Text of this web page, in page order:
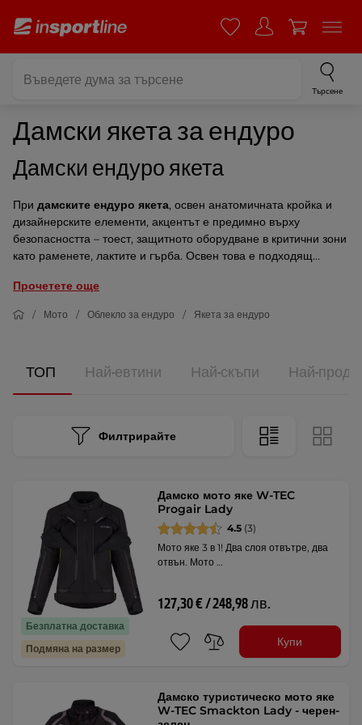
Търсене
Дамски якета за ендуро
Дамски ендуро якета
При дамските ендуро якета, освен анатомичната кройка и
дизайнерските елементи, акцентът е предимно върху
безопасността – тоест, защитното оборудване в критични зони
като раменете, лактите и гърба. Освен това е подходящ...
Прочетете още
Мото Облекло за ендуро Якета за ендуро
ТОП Най-евтини Най-скъпи Най-
Филтрирайте
Безплатна доставка
Подмяна на размер
Дамско мото яке W-TEC
Progair Lady
4.5 (3)
Мото яке 3 в 1! Два слоя отвътре, два
отвън. Мото …
127,30 € / 248,98 лв.
Купи
Дамско туристическо мото яке
W-TEC Smackton Lady - черен-